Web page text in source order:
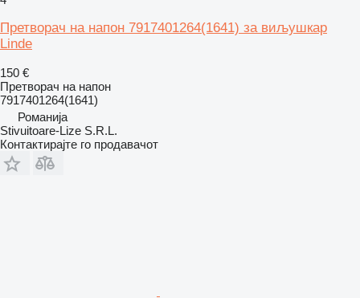
Претворач на напон 7917401264(1641) за виљушкар
Linde
150 €
Претворач на напон
7917401264(1641)
Романија
Stivuitoare-Lize S.R.L.
Контактирајте го продавачот